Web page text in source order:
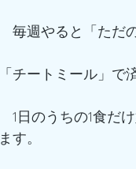
毎週やると「ただ
「チートミール」で
1日のうちの1食だ
ます。